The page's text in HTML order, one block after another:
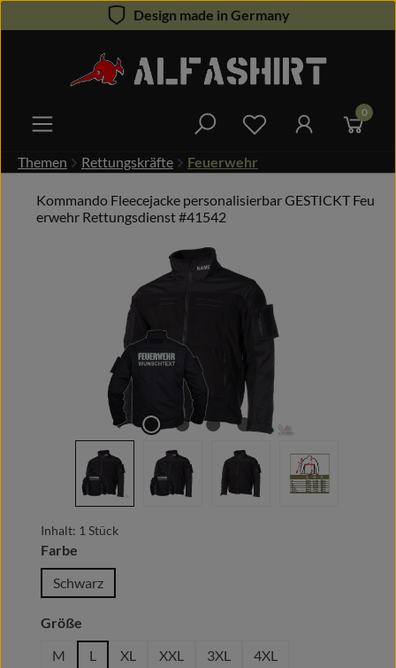
Zum Hauptinhalt springenDesign made in Germany
Du hast 0 0
Themen Rettungskräfte Feuerwehr
Kommando Fleecejacke personalisierbar GESTICKT Feu
erwehr Rettungsdienst #41542
Bildergalerie überspringen
Inhalt: 1 Stück
Farbe
Schwarz
Größe
M
L XL XXL 3XL 4XL